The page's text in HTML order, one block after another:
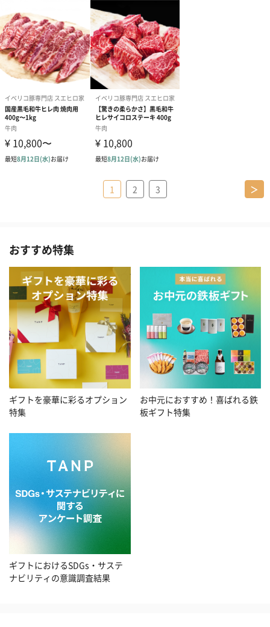
1 2 3 ＞
おすすめ特集
ギフトを豪華に彩るオプション
特集
お中元におすすめ！喜ばれる鉄
板ギフト特集
ギフトにおけるSDGs・サステ
ナビリティの意識調査結果